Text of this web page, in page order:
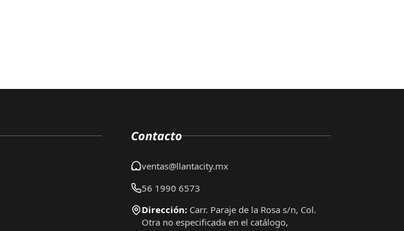
Contacto
ventas@llantacity.mx
56 1990 6573
Dirección: Carr. Paraje de la Rosa s/n, Col.
Otra no especificada en el catálogo,